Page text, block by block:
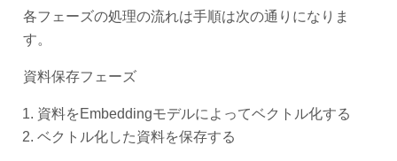
各フェーズの処理の流れは手順は次の通りになりま
す。
資料保存フェーズ
資料をEmbeddingモデルによってベクトル化する
ベクトル化した資料を保存する